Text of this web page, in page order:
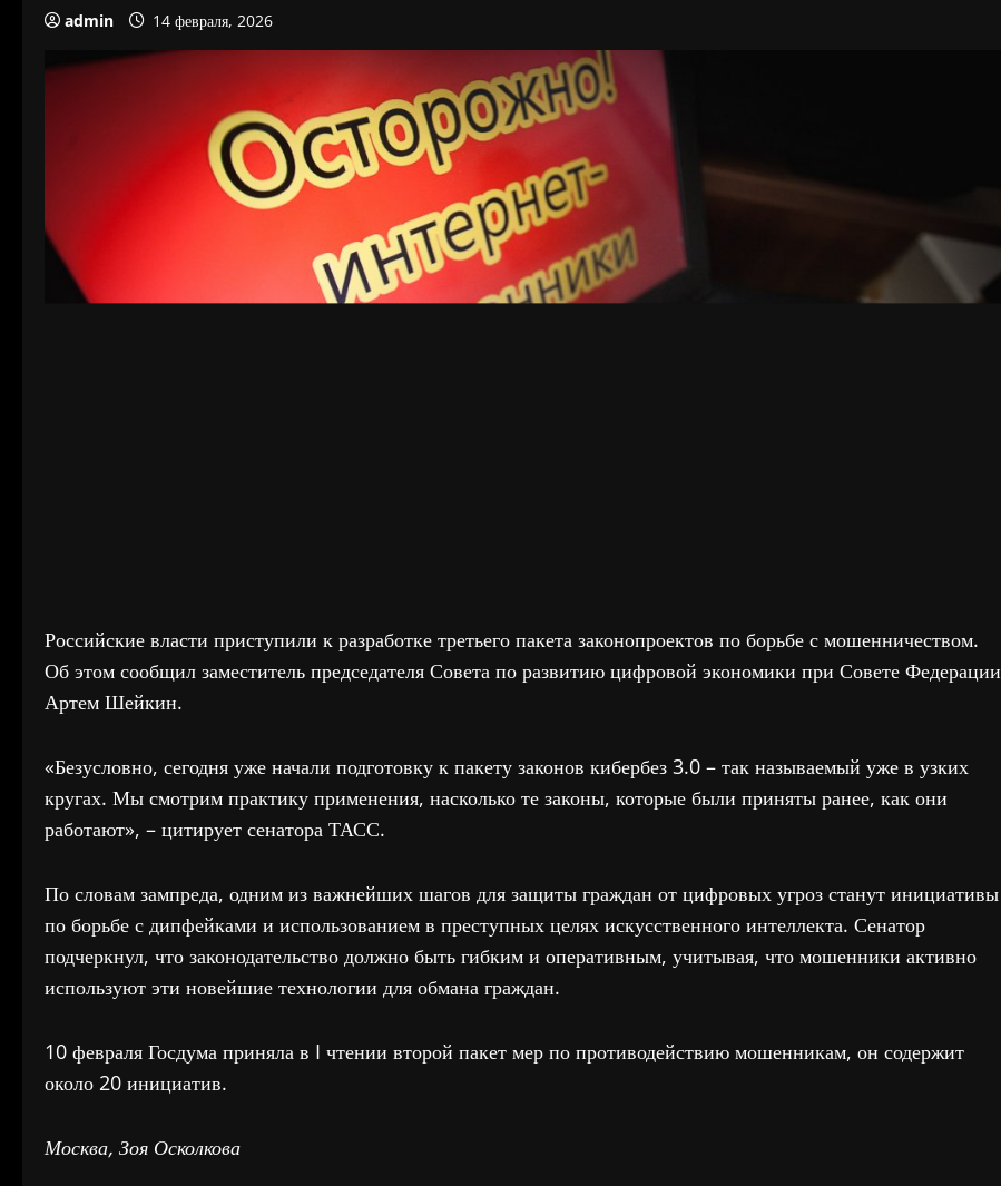
admin 14 февраля, 2026
Российские власти приступили к разработке третьего пакета законопроектов по борьбе с мошенничеством.
Об этом сообщил заместитель председателя Совета по развитию цифровой экономики при Совете Федерации
Артем Шейкин.
«Безусловно, сегодня уже начали подготовку к пакету законов кибербез 3.0 – так называемый уже в узких
кругах. Мы смотрим практику применения, насколько те законы, которые были приняты ранее, как они
работают», – цитирует сенатора ТАСС.
По словам зампреда, одним из важнейших шагов для защиты граждан от цифровых угроз станут инициативы
по борьбе с дипфейками и использованием в преступных целях искусственного интеллекта. Сенатор
подчеркнул, что законодательство должно быть гибким и оперативным, учитывая, что мошенники активно
используют эти новейшие технологии для обмана граждан.
10 февраля Госдума приняла в I чтении второй пакет мер по противодействию мошенникам, он содержит
около 20 инициатив.
Москва, Зоя Осколкова